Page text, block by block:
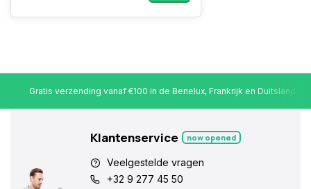
Gratis verzending vanaf €100 in de Benelux, Frankrijk en Duitsland
Klantenservice now opened
Veelgestelde vragen
+32 9 277 45 50